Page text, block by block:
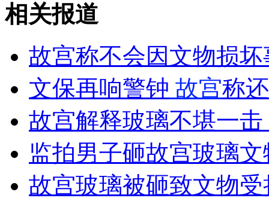
“最牛挖掘机”高楼顶拆楼引围观
山西运城恶犬咬伤多人 警民合力深夜将其击毙
女孩北京地铁殴打老人 痛下狠手拳打脚踢
无痛分娩是否安全 医生回应
外交部：反对强权政治霸凌主义
相关报道
故宫称不会因文物损
文保再响警钟 故宫称
故宫解释玻璃不堪一
监拍男子砸故宫玻璃
故宫玻璃被砸致文物